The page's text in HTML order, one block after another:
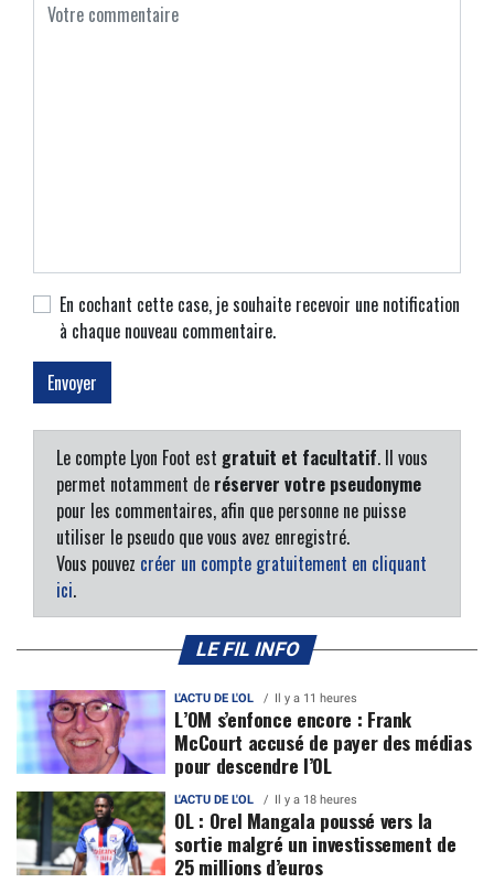
En cochant cette case, je souhaite recevoir une notification
à chaque nouveau commentaire.
Le compte Lyon Foot est gratuit et facultatif. Il vous
permet notamment de réserver votre pseudonyme
pour les commentaires, afin que personne ne puisse
utiliser le pseudo que vous avez enregistré.
Vous pouvez créer un compte gratuitement en cliquant
ici.
LE FIL INFO
L'ACTU DE L'OL Il y a 11 heures
L’OM s’enfonce encore : Frank
McCourt accusé de payer des médias
pour descendre l’OL
L'ACTU DE L'OL Il y a 18 heures
OL : Orel Mangala poussé vers la
sortie malgré un investissement de
25 millions d’euros